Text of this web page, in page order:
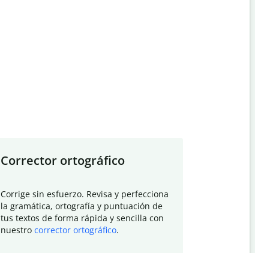
Corrector ortográfico
Corrige sin esfuerzo. Revisa y perfecciona
la gramática, ortografía y puntuación de
tus textos de forma rápida y sencilla con
nuestro corrector ortográfico.